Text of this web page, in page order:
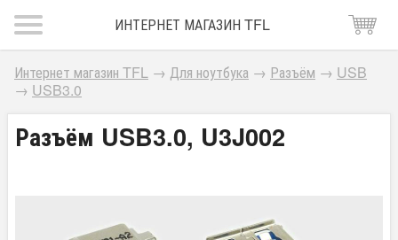
ИНТЕРНЕТ МАГАЗИН TFL
Интернет магазин TFL → Для ноутбука → Разъём → USB
→ USB3.0
Разъём USB3.0, U3J002